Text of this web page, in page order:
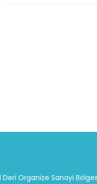
Deri Organize Sanayi